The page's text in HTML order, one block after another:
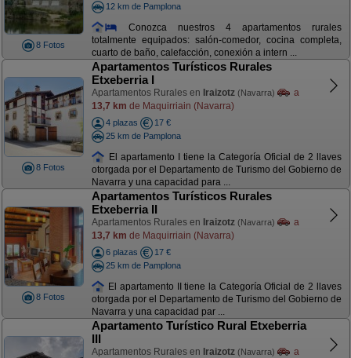
8 Fotos
12 km de Pamplona
Conozca nuestros 4 apartamentos rurales
totalmente equipados: salón-comedor, cocina completa,
cuarto de baño, calefacción, conexión a intern ...
8 Fotos
Apartamentos Turísticos Rurales
Etxeberria I
Apartamentos Rurales en Iraizotz (Navarra)
a
13,7 km de Maquirriain (Navarra)
4 plazas
17 €
25 km de Pamplona
El apartamento I tiene la Categoría Oficial de 2 llaves
otorgada por el Departamento de Turismo del Gobierno de
Navarra y una capacidad para ...
8 Fotos
Apartamentos Turísticos Rurales
Etxeberria II
Apartamentos Rurales en Iraizotz (Navarra)
a
13,7 km de Maquirriain (Navarra)
6 plazas
17 €
25 km de Pamplona
El apartamento II tiene la Categoría Oficial de 2 llaves
otorgada por el Departamento de Turismo del Gobierno de
Navarra y una capacidad par ...
Apartamento Turístico Rural Etxeberria
III
Apartamentos Rurales en Iraizotz (Navarra)
a